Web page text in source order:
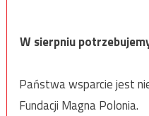
W sierpniu
Państwa wsparcie jest
Fundacji Magna Polonia.